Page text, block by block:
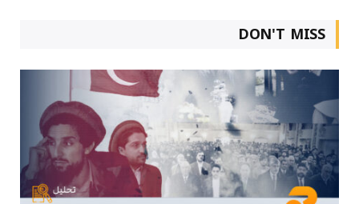
DON'T MISS